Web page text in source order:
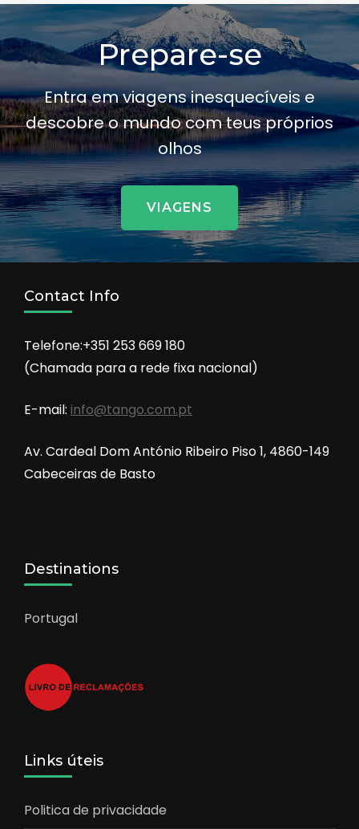
Prepare-se
Entra em viagens inesquecíveis e
descobre o mundo com teus próprios
olhos
VIAGENS
Contact Info
Telefone:+351 253 669 180
(Chamada para a rede fixa nacional)
E-mail: info@tango.com.pt
Av. Cardeal Dom António Ribeiro Piso 1, 4860-149
Cabeceiras de Basto
Destinations
Portugal
Links úteis
Politica de privacidade